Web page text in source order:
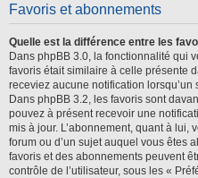
Favoris et abonnements
Quelle est la différence entre les
Dans phpBB 3.0, la fonctionnalité qui
favoris était similaire à celle présente
receviez aucune notification lorsqu’un
Dans phpBB 3.2, les favoris sont
pouvez à présent recevoir une
mis à jour. L’abonnement, quant à lui,
forum ou d’un sujet auquel vous êtes
favoris et des abonnements peuvent
contrôle de l’utilisateur, sous les «